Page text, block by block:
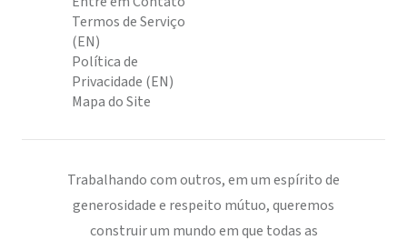
Termos de Serviço
(EN)
Política de
Privacidade (EN)
Mapa do Site
Trabalhando com outros, em um espírito de
generosidade e respeito mútuo, queremos
construir um mundo em que todas as